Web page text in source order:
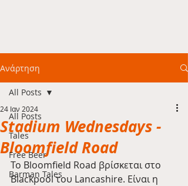
Ανάρτηση
All Posts
Tales
Free Beer
Barman Tales
All Posts
Stadium Wednesdays -
Bloomfield Road
24 Ιαν 2024
Το Bloomfield Road βρίσκεται στο
Blackpool του Lancashire. Είναι η